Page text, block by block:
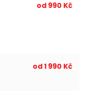
od 990 Kč
od 1 990 Kč